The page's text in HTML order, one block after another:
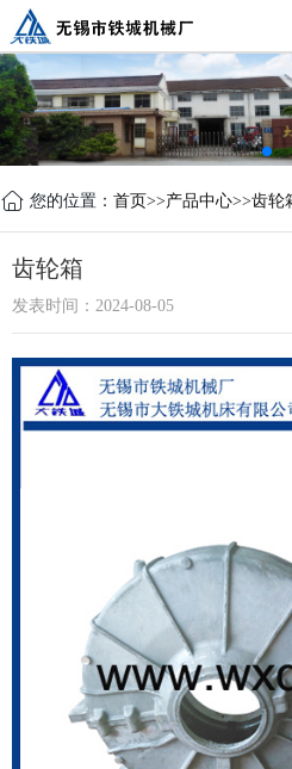
首
页
公
司
简
新
闻
心
产
中
备
展
荣
誉
联
您的位置： 首页>>产品中心>>齿轮
齿轮箱
发表时间：2024-08-05